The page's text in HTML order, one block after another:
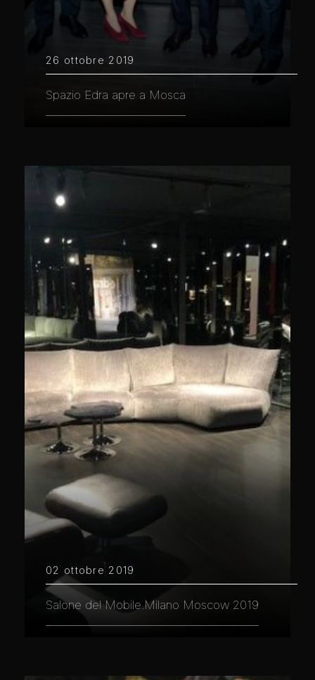
26 ottobre 2019
Spazio Edra apre a Mosca
02 ottobre 2019
Salone del Mobile.Milano Moscow 2019